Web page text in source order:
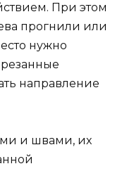
При этом
прогнили или
нужно
направление
и швами, их